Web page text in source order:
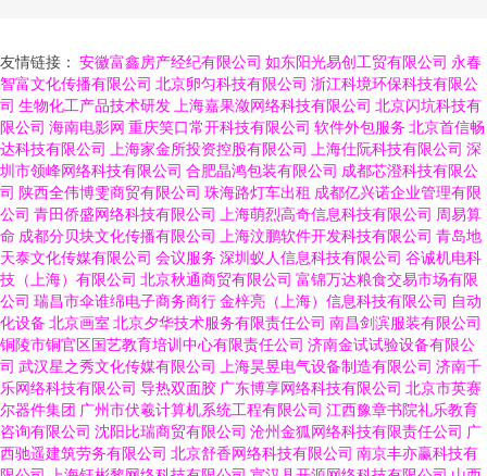
友情链接： 安徽富鑫房产经纪有限公司 如东阳光易创工贸有限公司 永春
智富文化传播有限公司 北京卵匀科技有限公司 浙江科境环保科技有限公
司 生物化工产品技术研发 上海嘉果潋网络科技有限公司 北京闪坑科技有
限公司 海南电影网 重庆笑口常开科技有限公司 软件外包服务 北京首信畅
达科技有限公司
上海家金所投资控股有限公司 上海仕阮科技有限公司 深
圳市领峰网络科技有限公司 合肥晶鸿包装有限公司 成都芯澄科技有限公
司 陕西全伟博雯商贸有限公司 珠海路灯车出租 成都亿兴诺企业管理有限
公司 青田侨盛网络科技有限公司 上海萌烈高奇信息科技有限公司 周易算
命 成都分贝块文化传播有限公司 上海汶鹏软件开发科技有限公司 青岛地
天泰文化传媒有限公司 会议服务 深圳蚁人信息科技有限公司 谷诚机电科
技（上海）有限公司 北京秋通商贸有限公司 富锦万达粮食交易市场有限
公司 瑞昌市伞谁绵电子商务商行金梓亮（上海）信息科技有限公司 自动
化设备 北京画室 北京夕华技术服务有限责任公司 南昌剑滨服装有限公司
铜陵市铜官区国艺教育培训中心有限责任公司 济南金试试验设备有限公
司 武汉星之秀文化传媒有限公司 上海昊昱电气设备制造有限公司 济南千
乐网络科技有限公司 导热双面胶 广东博享网络科技有限公司 北京市英赛
尔器件集团 广州市伏羲计算机系统工程有限公司 江西豫章书院礼乐教育
咨询有限公司 沈阳比瑞商贸有限公司 沧州金狐网络科技有限责任公司 广
西驰遥建筑劳务有限公司 北京舒香网络科技有限公司 南京丰亦赢科技有